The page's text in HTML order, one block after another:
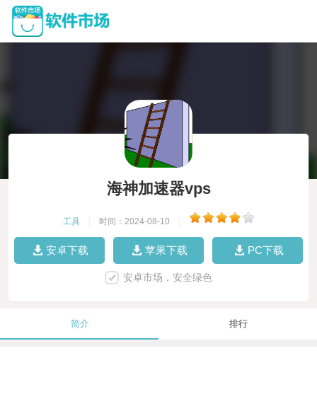
海神加速器vps
工具 时间：2024-08-10
安卓下载 苹果下载 PC下载
安卓市场，安全绿色
简介 排行